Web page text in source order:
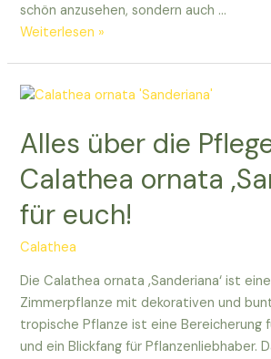
schön anzusehen, sondern auch …
Entdeckt
Schönheit
Calathea
Weiterlesen »
Alles über die
Calathea ornata
für euch!
Calathea
Die Calathea ornata ‚Sanderiana‘ ist
Zimmerpflanze mit dekorativen und
tropische Pflanze ist eine Bereicherung
und ein Blickfang für Pflanzenliebhaber.